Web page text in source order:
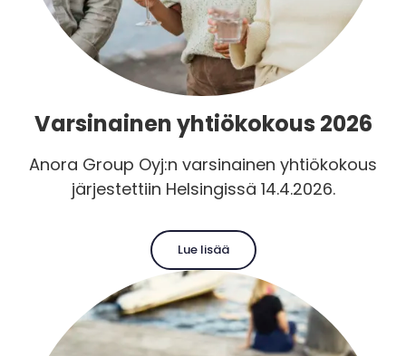
Varsinainen yhtiökokous 2026
Anora Group Oyj:n varsinainen yhtiökokous
järjestettiin Helsingissä 14.4.2026.
Lue lisää